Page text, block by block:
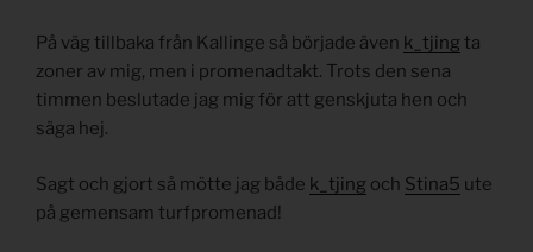
På väg tillbaka från Kallinge så började även k_tjingta
zoner av mig, men i promenadtakt. Trots den sena
timmen beslutade jag mig för att genskjuta hen och
säga hej.
Sagt och gjort så mötte jag både k_tjing och Stina5 ute
på gemensam turfpromenad!